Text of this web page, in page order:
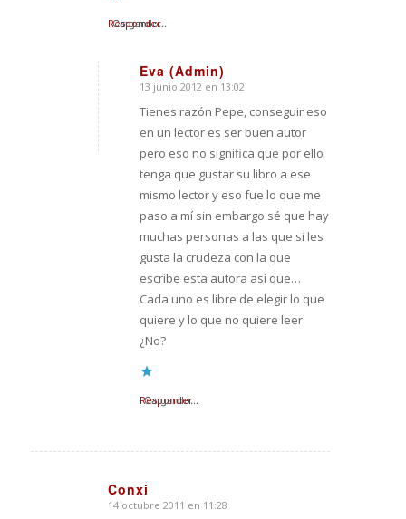
Cargando...
Responder
Eva (Admin)
Dice:
13 junio 2012 en 13:02
Tienes razón Pepe, conseguir eso
en un lector es ser buen autor
pero eso no significa que por ello
tenga que gustar su libro a ese
mismo lector y eso fue lo que me
paso a mí sin embargo sé que hay
muchas personas a las que si les
gusta la crudeza con la que
escribe esta autora así que…
Cada uno es libre de elegir lo que
quiere y lo que no quiere leer
¿No?
Cargando...
Responder
Conxi
Dice:
14 octubre 2011 en 11:28